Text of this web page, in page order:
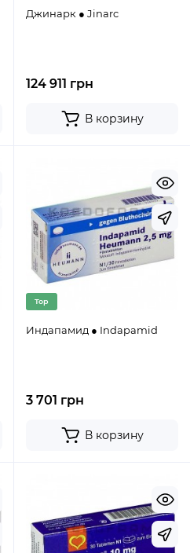
Джинарк ● Jinarc
124 911 грн
В корзину
Top
Индапамид ● Indapamid
3 701 грн
В корзину